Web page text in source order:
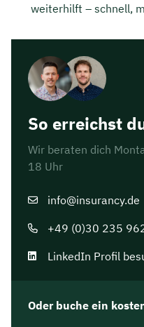
weiterhilft – schnell,
So erreichst
Wir beraten dich
18 Uhr
info@insurancy.de
+49 (0)30 235
LinkedIn Profil
Oder buche ein